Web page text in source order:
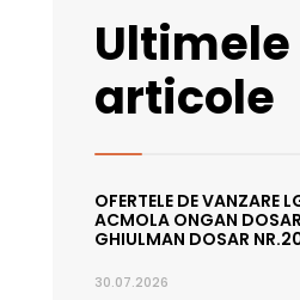
Ultimele
articole
OFERTELE DE VANZARE
ACMOLA ONGAN
GHIULMAN DOSAR
30.07.2026